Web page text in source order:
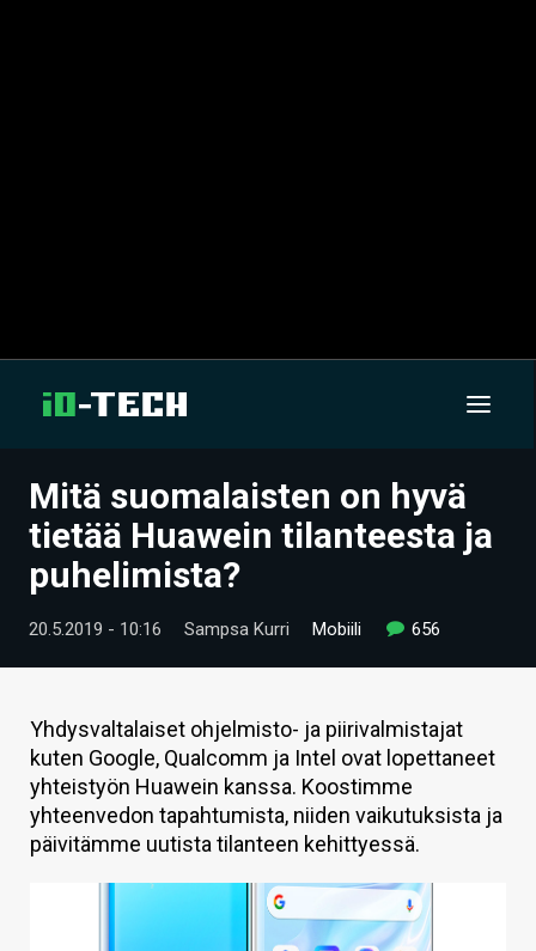
UUTISET
ARTIKKELIT
VIDEOT
TECHBBS
TIETOA
HINTA.FI
KAUPPA
Mitä suomalaisten on hyvä
tietää Huawein tilanteesta ja
puhelimista?
20.5.2019 - 10:16 Sampsa Kurri Mobiili 656
Yhdysvaltalaiset ohjelmisto- ja piirivalmistajat
kuten Google, Qualcomm ja Intel ovat lopettaneet
yhteistyön Huawein kanssa. Koostimme
yhteenvedon tapahtumista, niiden vaikutuksista ja
päivitämme uutista tilanteen kehittyessä.